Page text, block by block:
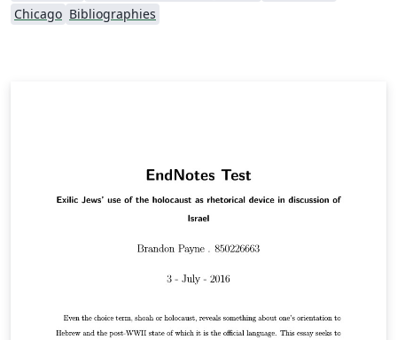
Chicago Bibliographies